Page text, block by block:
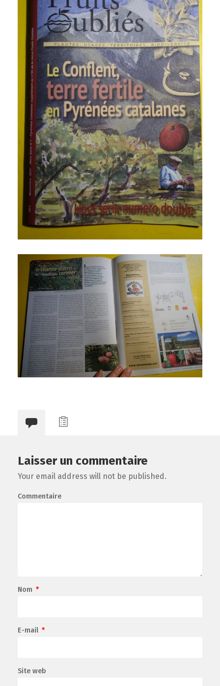
Laisser un commentaire
Your email address will not be published.
Commentaire
Nom *
E-mail *
Site web